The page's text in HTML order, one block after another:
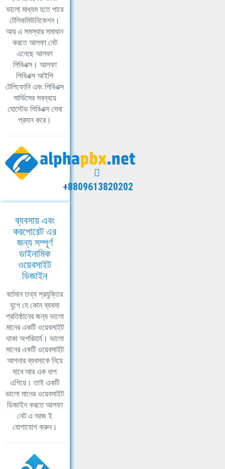
ভালো মাধ্যম হতে পারে
টেলিকমিউনিকেশন।
আর এ সমস্যার সমাধান
করতে আলফা নেট
এনেছে আলফা
পিবিএক্স। আলফা
পিবিএক্স আইপি
টেলিফোনি এবং পিবিএক্স
সার্ভিসের সবন্বয়ে
হোস্টেড পিবিএক্স সেবা
প্রদান করে।
+8809613820202
ব্যবসায় এবং
করপোরেট এর
জন্য সম্পূর্ণ
ডাইনামিক
ওয়েবসাইট
ডিজাইন
বর্তমান তথ্য প্রযুক্তির
যুগে যে কোন ব্যবসা
প্রতিষ্ঠানের জন্য ভালো
মানের একটি ওয়েবসাইট
থাকা অপরিহার্য। ভালো
মানের একটি ওয়েবসাইট
আপনার ব্যবসাকে নিয়ে
যাবে আর এক ধাপ
এগিয়ে। তাই একটি
ভালো মানের ওয়েবসাইট
ডিজাইন করতে আলফা
নেট এ আজ ই
যোগাযোগ করুন।